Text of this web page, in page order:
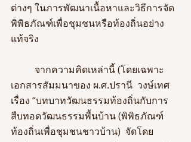
ต่างๆ ในภารพัฒนาเนื้อหาและวิธีการจัด
พิพิธภัณฑ์เพื่อชุมชนหรือท้องถิ่นอย่าง
แท้จริง
เอกสารสัมมนาของ ผ.ศ.ปรานี  วงษ์เทศ
เรื่อง “บทบาทวัฒนธรรมท้องถิ่นกับการ
สืบทอดวัฒนธรรมพื้นบ้าน (พิพิธภัณฑ์
ท้องถิ่นเพื่อชุมชนชาวบ้าน)  จัดโดย